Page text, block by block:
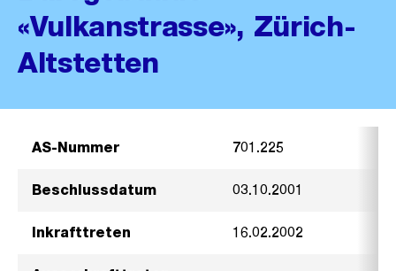
«Vulkanstrasse», Zürich-
Altstetten
AS-Nummer 701.225
Beschlussdatum 03.10.2001
Inkrafttreten 16.02.2002